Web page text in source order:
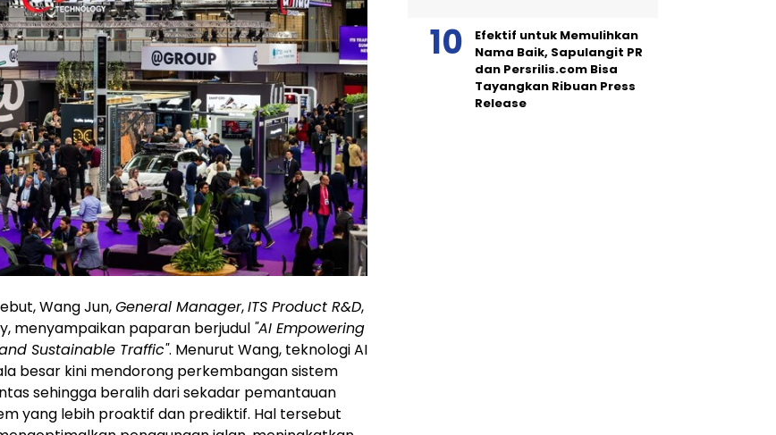
Wang Jun,General Manager,ITS Product R&D,
menyampaikan paparan berjudul "AI Empowering
Sustainable Traffic". Menurut Wang, teknologi AI
besar kini mendorong perkembangan sistem
sehingga beralih dari sekadar pemantauan
yang lebih proaktif dan prediktif. Hal tersebut
Efektif untuk Memulihkan
Nama Baik, Sapulangit PR
dan Persrilis.com Bisa
Tayangkan Ribuan Press
Release